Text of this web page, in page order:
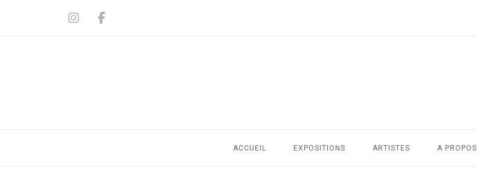
ACCUEIL EXPOSITIONS ARTISTES A PROPOS